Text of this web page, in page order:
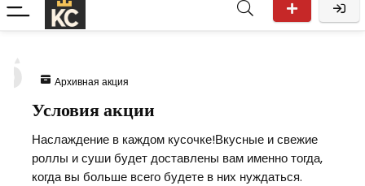
Архивная акция
Условия акции
Наслаждение в каждом кусочке!Вкусные и свежие
роллы и суши будет доставлены вам именно тогда,
когда вы больше всего будете в них нуждаться.